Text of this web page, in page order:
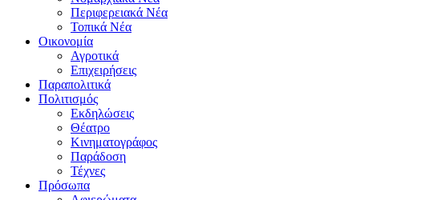
Περιφερειακά Νέα
Τοπικά Νέα
Οικονομία
Αγροτικά
Επιχειρήσεις
Παραπολιτικά
Πολιτισμός
Εκδηλώσεις
Θέατρο
Κινηματογράφος
Παράδοση
Τέχνες
Πρόσωπα